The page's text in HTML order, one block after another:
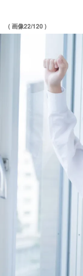
( 画像22/120 )